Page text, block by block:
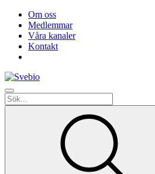
Om oss
Medlemmar
Våra kanaler
Kontakt